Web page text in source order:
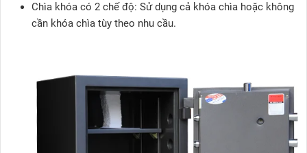
Chìa khóa có 2 chế độ: Sử dụng cả khóa chìa hoặc không
cần khóa chìa tùy theo nhu cầu.